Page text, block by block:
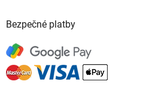
Bezpečné platby